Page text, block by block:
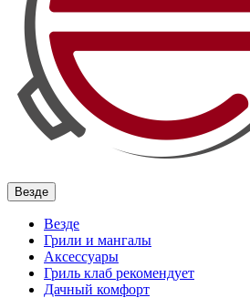
Везде
Везде
Грили и мангалы
Аксессуары
Гриль клаб рекомендует
Дачный комфорт